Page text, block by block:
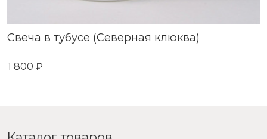
Свеча в тубусе (Северная клюква)
1 800 ₽